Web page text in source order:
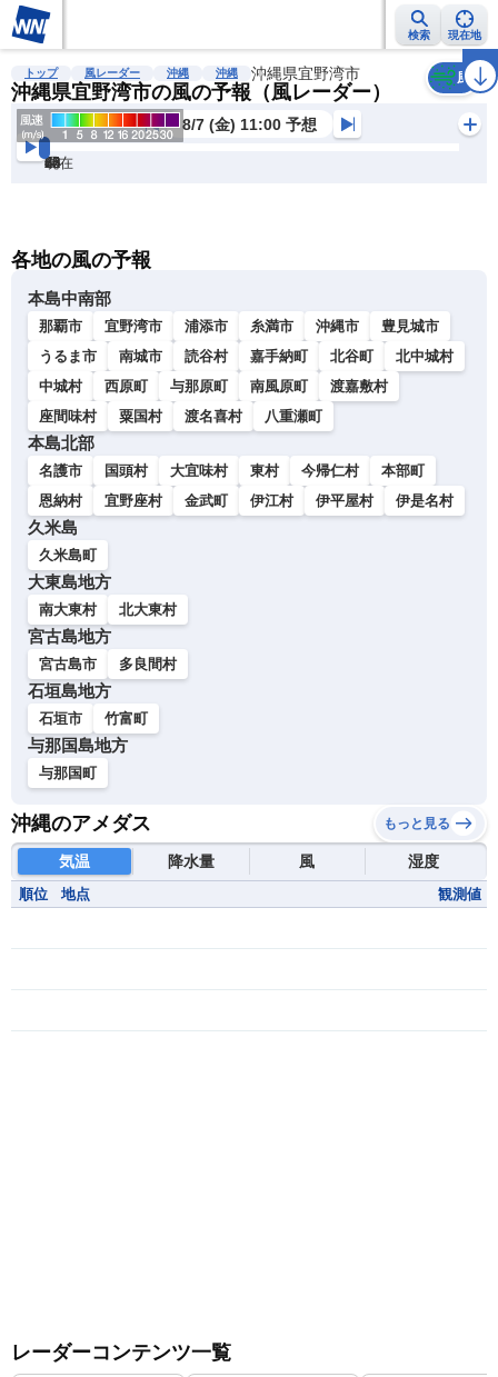
検索 現在地
雨雲レーダー 台風情報 地震情報 警報・注意報 2週間天気 ラ
トップ 風レーダー 沖縄 沖縄 沖縄県宜野湾市
沖縄県宜野湾市の風の予報（風レーダー）
風
8/7 (金) 11:00 予想
現在
6h
12
24
36
48
60
72
各地の風の予報
本島中南部
那覇市 宜野湾市 浦添市 糸満市 沖縄市
豊見城市
うるま市
南城市 読谷村 嘉手納町 北谷町
北中城村
中城村
西原町 与那原町 南風原町
渡嘉敷村
座間味村
粟国村 渡名喜村 八重瀬町
本島北部
名護市 国頭村 大宜味村 東村 今帰仁村
本部町
恩納村
宜野座村 金武町 伊江村 伊平屋村 伊是名村
久米島
久米島町
大東島地方
南大東村 北大東村
宮古島地方
宮古島市 多良間村
石垣島地方
石垣市 竹富町
与那国島地方
与那国町
沖縄のアメダス もっと見る
気温 降水量 風 湿度
順位 地点 観測値
レーダーコンテンツ一覧